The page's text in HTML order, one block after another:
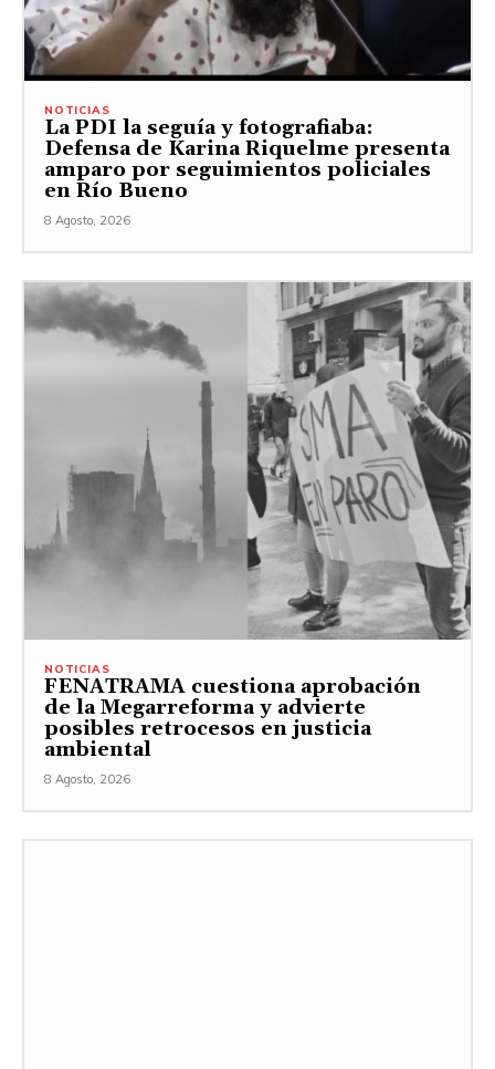
NOTICIAS
La PDI la seguía y fotografiaba:
Defensa de Karina Riquelme presenta
amparo por seguimientos policiales
en Río Bueno
8 Agosto, 2026
NOTICIAS
FENATRAMA cuestiona aprobación
de la Megarreforma y advierte
posibles retrocesos en justicia
ambiental
8 Agosto, 2026